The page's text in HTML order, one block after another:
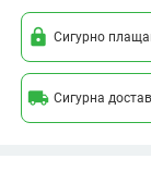
lock Сигурно
local_shipping Сигурна